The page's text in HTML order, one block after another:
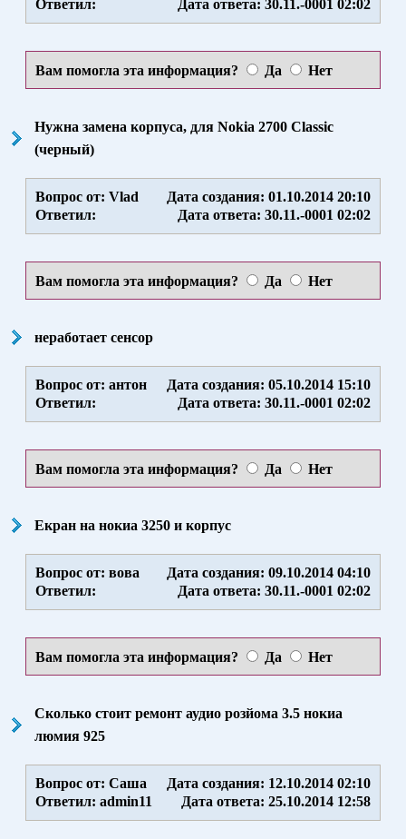
Ответил: Дата ответа: 30.11.-0001 02:02
Вам помогла эта информация? Да Нет
Нужна замена корпуса, для Nokia 2700 Classic
(черный)
Вопрос от: Vlad
Дата создания: 01.10.2014 20:10
Ответил:
Дата ответа: 30.11.-0001 02:02
Вам помогла эта информация? Да Нет
неработает сенсор
Вопрос от: антон
Дата создания: 05.10.2014 15:10
Ответил:
Дата ответа: 30.11.-0001 02:02
Вам помогла эта информация? Да Нет
Екран на нокиа 3250 и корпус
Вопрос от: вова
Дата создания: 09.10.2014 04:10
Ответил:
Дата ответа: 30.11.-0001 02:02
Вам помогла эта информация? Да Нет
Сколько стоит ремонт аудио розйома 3.5 нокиа
люмия 925
Вопрос от: Саша
Дата создания: 12.10.2014 02:10
Ответил: admin11
Дата ответа: 25.10.2014 12:58